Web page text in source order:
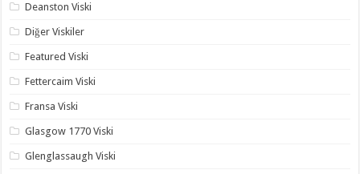
Deanston Viski
Diğer Viskiler
Featured Viski
Fettercaim Viski
Fransa Viski
Glasgow 1770 Viski
Glenglassaugh Viski